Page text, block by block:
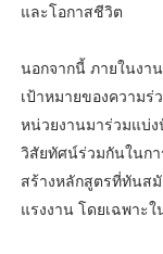
และโอกาสชีวิต
นอกจากนี้ ภายในงา
เป้าหมายของความร่
หน่วยงานมาร่วมแบ่ง
วิสัยทัศน์ร่วมกันในกา
สร้างหลักสูตรที่ทันส
แรงงาน โดยเฉพาะ